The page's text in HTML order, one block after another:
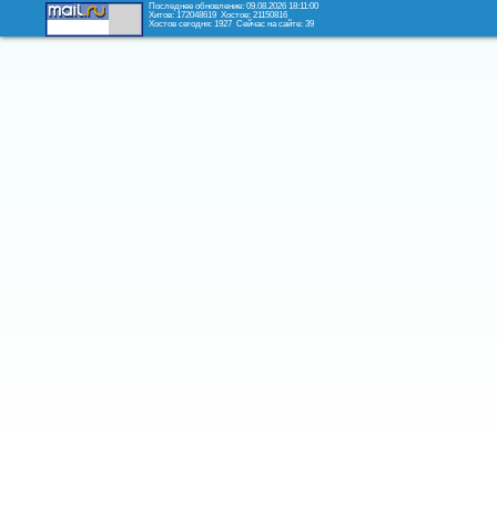
Последнее обновление: 09.08.2026 18:11:00
Хитов: 172048619 Хостов: 21150816
Хостов сегодня: 1927 Сейчас на сайте: 39